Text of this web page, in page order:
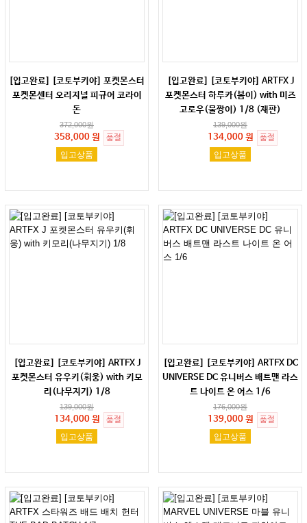
[입고완료] [코토부키야] 포켓몬스터
포켓몬센터 오리지널 피규어 코라이
돈
372,000원
358,000 원
품절
입고상품
[입고완료] [코토부키야] ARTFX J
포켓몬스터 하루카(봄이) with 미즈
고로우(물짱이) 1/8 (재판)
139,000원
134,000 원
품절
입고상품
[입고완료] [코토부키야] ARTFX J
포켓몬스터 유우키(휘웅) with 키모
리(나무지기) 1/8
139,000원
134,000 원
품절
입고상품
[입고완료] [코토부키야] ARTFX DC
UNIVERSE DC 유니버스 배트맨 라스
트 나이트 온 어스 1/6
176,000원
139,000 원
품절
입고상품